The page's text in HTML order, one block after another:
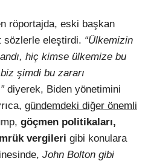
röportajda, eski başkan
sözlerle eleştirdi. “Ülkemizin
hiç kimse ülkemize bu
şimdi bu zararı
diyerek, Biden yönetimini
gündemdeki diğer önemli
göçmen politikaları,
vergileri gibi konulara
John Bolton gibi